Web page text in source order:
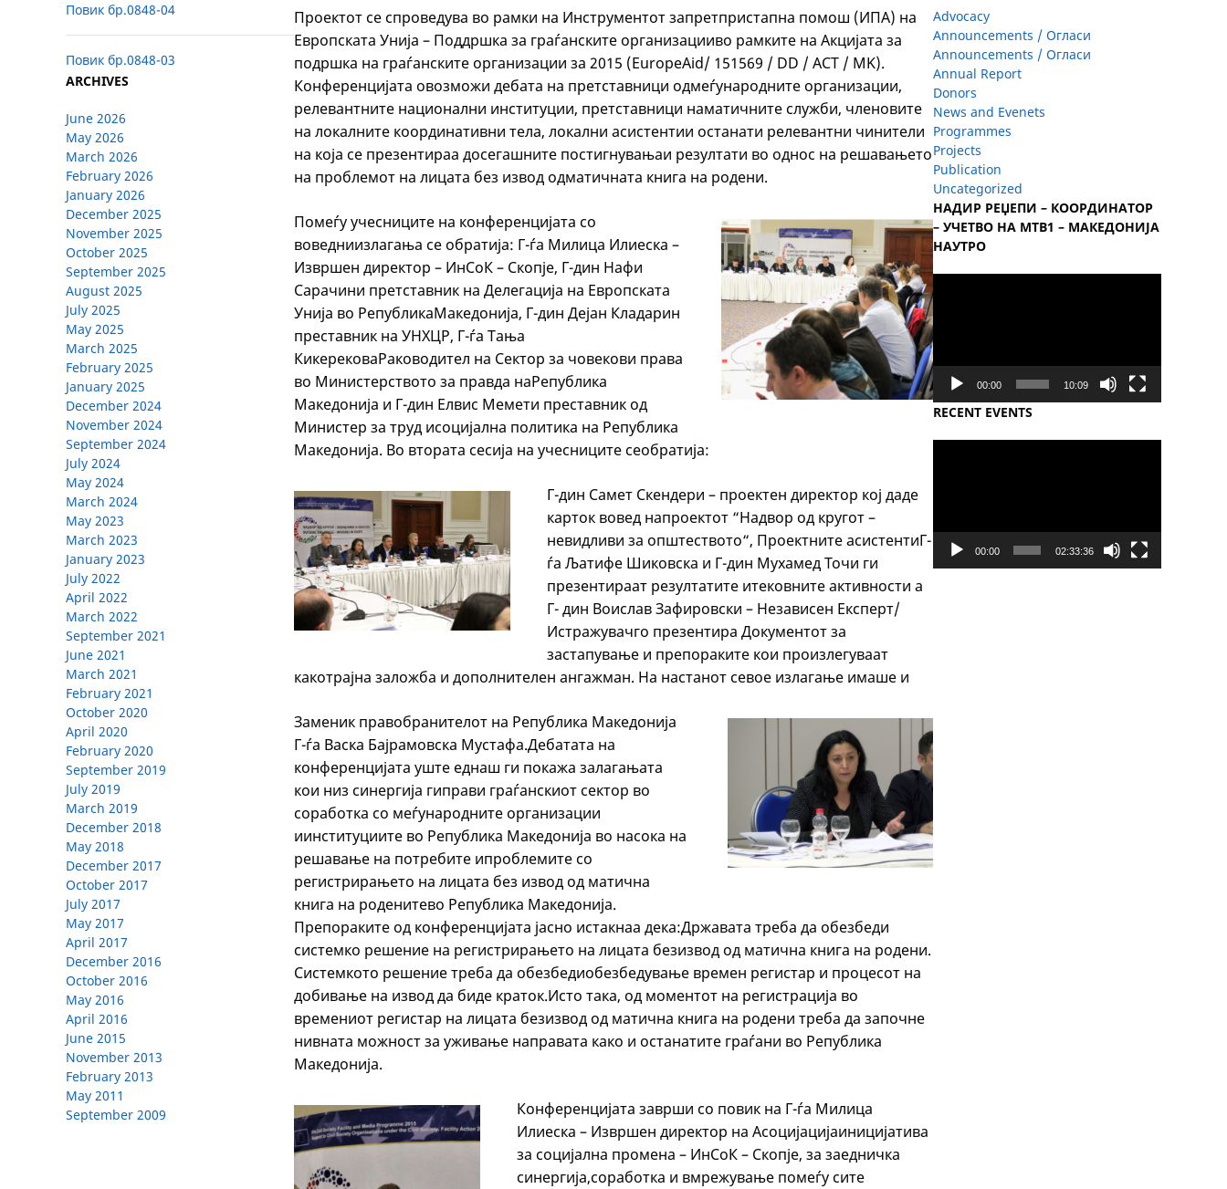
Повик бр.0848-04
Повик бр.0848-03
ARCHIVES
June 2026
May 2026
March 2026
February 2026
January 2026
December 2025
November 2025
October 2025
September 2025
August 2025
July 2025
May 2025
March 2025
February 2025
January 2025
December 2024
November 2024
September 2024
July 2024
May 2024
March 2024
May 2023
March 2023
January 2023
July 2022
April 2022
March 2022
September 2021
June 2021
March 2021
February 2021
October 2020
April 2020
February 2020
September 2019
July 2019
March 2019
December 2018
May 2018
December 2017
October 2017
July 2017
May 2017
April 2017
December 2016
October 2016
May 2016
April 2016
June 2015
November 2013
February 2013
May 2011
September 2009
Проектот се спроведува во рамки на Инструментот запретпристапна помош (ИПА) на
Европската Унија – Поддршка за граѓанските организацииво рамките на Акцијата за
подршка на граѓанските организации за 2015 (EuropeAid/ 151569 / DD / ACT / MK).
Конференцијата овозможи дебата на претставници одмеѓународните организации,
релевантните национални институции, претставници наматичните служби, членовите
на локалните координативни тела, локални асистентии останати релевантни чинители
на која се презентираа досегашните постигнувањаи резултати во однос на решавањето
на проблемот на лицата без извод одматичната книга на родени.
Помеѓу учесниците на конференцијата со
воведниизлагања се обратија: Г-ѓа Милица Илиеска –
Извршен директор – ИнСоК – Скопје, Г-дин Нафи
Сарачини претставник на Делегација на Европската
Унија во РепубликаМакедонија, Г-дин Дејан Кладарин
преставник на УНХЦР, Г-ѓа Tања
КикерековаРаководител на Сектор за човекови права
во Министерството за правда наРепублика
Македонија и Г-дин Елвис Мемети преставник од
Министер за труд исоцијална политика на Република
Македонија. Во втората сесија на учесниците сеобратија:
Г-дин Самет Скендери – проектен директор кој даде
карток вовед напроектот “Надвор од кругот –
невидливи за општеството“, Проектните асистентиГ-
ѓа Љатифе Шиковска и Г-дин Мухамед Точи ги
презентираат резултатите итековните активности а
Г- дин Воислав Зафировски – Независен Експерт/
Истражувачго презентира Документот за
застапување и препораките кои произлегуваат
какотрајна заложба и дополнителен ангажман. На настанот севое излагање имаше и
Заменик правобранителот на Република Македонија
Г-ѓа Васка Бајрамовска Мустафа.Дебатата на
конференцијата уште еднаш ги покажа залагањата
кои низ синергија гиправи граѓанскиот сектор во
соработка со меѓународните организации
иинституциите во Република Македонија во насока на
решавање на потребите ипроблемите со
регистрирањето на лицата без извод од матична
книга на роденитево Република Македонија.
Препораките од конференцијата јасно истакнаа дека:Државата треба да обезбеди
системко решение на регистрирањето на лицата безизвод од матична книга на родени.
Системкото решение треба да обезбедиобезбедување времен регистар и процесот на
добивање на извод да биде краток.Исто така, од моментот на регистрација во
времениот регистар на лицата безизвод од матична книга на родени треба да започне
нивната можност за уживање направата како и останатите граѓани во Република
Македонија.
Конференцијата заврши со повик на Г-ѓа Милица
Илиеска – Извршен директор на Асоцијацијаиницијатива
за социјална промена – ИнСоК – Скопје, за заедничка
синергија,соработка и вмрежување помеѓу сите
Advocacy
Announcements / Огласи
Announcements / Огласи
Annual Report
Donors
News and Evenets
Programmes
Projects
Publication
Uncategorized
НАДИР РЕЏЕПИ – КООРДИНАТОР
– УЧЕТВО НА МТВ1 – МАКЕДОНИЈА
НАУТРО
Video
Player
00:00 10:09
RECENT EVENTS
00:00 02:33:36